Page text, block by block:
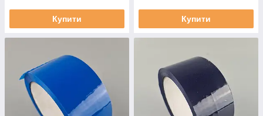
Купити Купити